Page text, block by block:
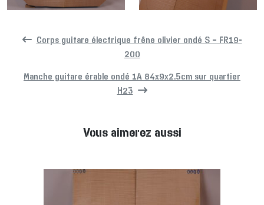
Corps guitare électrique frêne olivier ondé S – FR19-
200
Manche guitare érable ondé 1A 84x9x2.5cm sur quartier
H23
Vous aimerez aussi